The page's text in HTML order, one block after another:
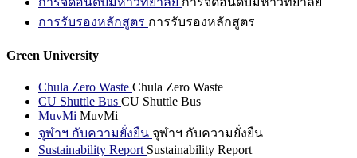
การรับรองหลักสูตร การรับรองหลักสูตร
Green University
Chula Zero Waste Chula Zero Waste
CU Shuttle Bus CU Shuttle Bus
MuvMi MuvMi
จุฬาฯ กับความยั่งยืน จุฬาฯ กับความยั่งยืน
Sustainability Report Sustainability Report